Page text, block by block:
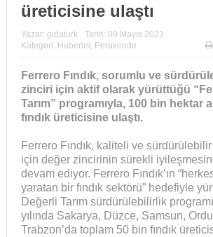
üreticisine ulaştı
Yazar: gidaturk Tarih: 09 Mayıs 2023
Kategori: Haberler, Perakende
Ferrero Fındık, sorumlu ve
zinciri için aktif olarak yürüttüğü
Tarım” programıyla, 100 bin hektar
fındık üreticisine ulaştı.
Ferrero Fındık, kaliteli ve sürdürülebilir
için değer zincirinin sürekli
devam ediyor. Ferrero Fındık’ın
yaratan bir fındık sektörü” hedefiyle
Değerli Tarım sürdürülebilirlik
yılında Sakarya, Düzce, Samsun,
Trabzon’da toplam 50 bin fındık